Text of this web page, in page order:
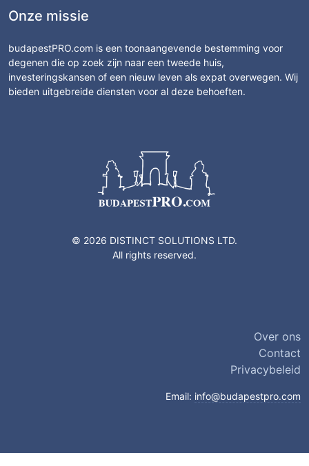
Onze missie
budapestPRO.com is een toonaangevende bestemming voor
degenen die op zoek zijn naar een tweede huis,
investeringskansen of een nieuw leven als expat overwegen. Wij
bieden uitgebreide diensten voor al deze behoeften.
© 2026 DISTINCT SOLUTIONS LTD.
All rights reserved.
Over ons
Contact
Privacybeleid
Email: info@budapestpro.com